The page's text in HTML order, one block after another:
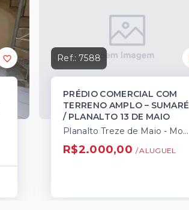
Ref.: 7588
PRÉDIO COMERCIAL COM
TERRENO AMPLO – SUMARÉ
/ PLANALTO 13 DE MAIO
Planalto Treze de Maio - Mossoró/RN
R$2.000,00 / ALUGUEL